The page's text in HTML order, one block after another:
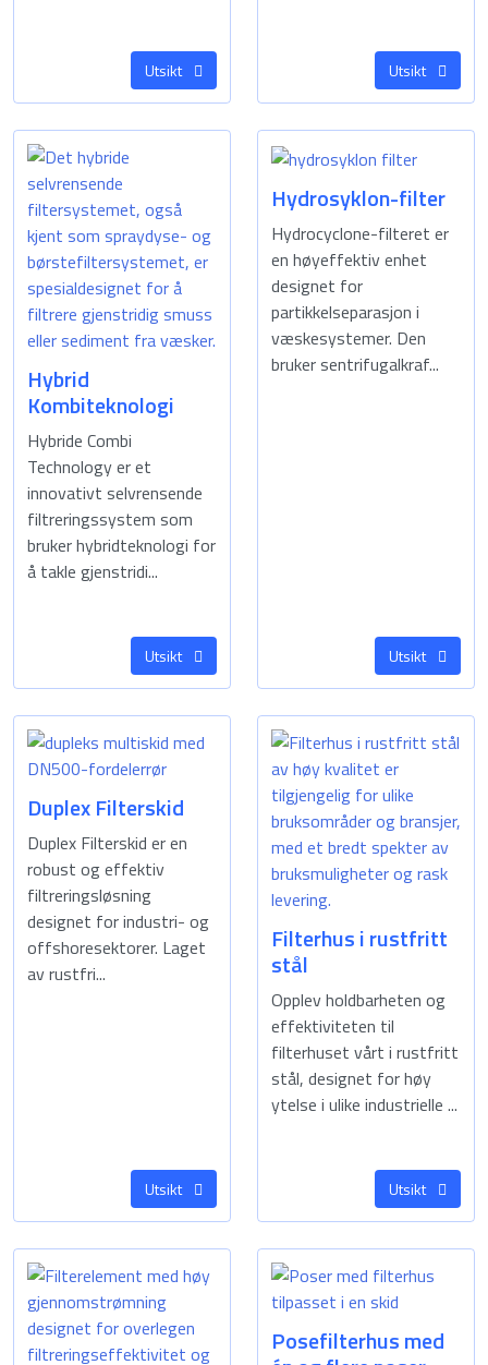
Utsikt Utsikt
Hybrid
Kombiteknologi
Hybride Combi
Technology er et
innovativt selvrensende
filtreringssystem som
bruker hybridteknologi for
å takle gjenstridi...
Utsikt
Hydrosyklon-filter
Hydrocyclone-filteret er
en høyeffektiv enhet
designet for
partikkelseparasjon i
væskesystemer. Den
bruker sentrifugalkraf...
Utsikt
Duplex Filterskid
Duplex Filterskid er en
robust og effektiv
filtreringsløsning
designet for industri- og
offshoresektorer. Laget
av rustfri...
Utsikt
Filterhus i rustfritt
stål
Opplev holdbarheten og
effektiviteten til
filterhuset vårt i rustfritt
stål, designet for høy
ytelse i ulike industrielle ...
Utsikt
Posefilterhus med